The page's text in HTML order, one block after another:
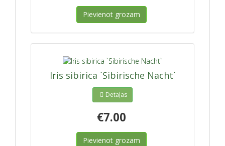
Pievienot grozam
Iris sibirica `Sibirische Nacht`
Detaļas
€7.00
Pievienot grozam